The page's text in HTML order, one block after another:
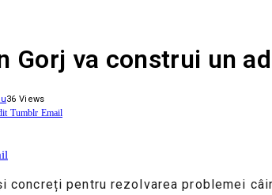
Gorj va construi un
36 Views
Tumblr Email
concreți pentru rezolvarea problemei